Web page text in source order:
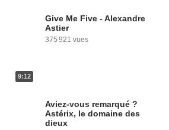
9:12
Give Me Five - Alexandre
Astier
375 921 vues
Aviez-vous remarqué ?
Astérix, le domaine des
dieux